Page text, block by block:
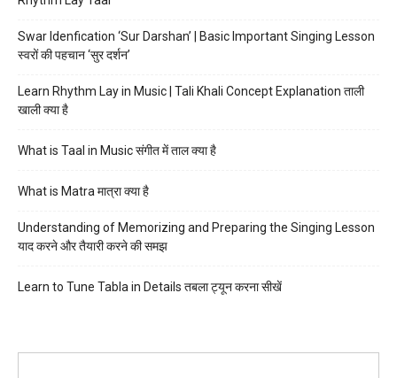
Swar Idenfication ‘Sur Darshan’ | Basic Important Singing Lesson
स्वरों की पहचान ‘सुर दर्शन’
Learn Rhythm Lay in Music | Tali Khali Concept Explanation ताली
खाली क्या है
What is Taal in Music संगीत में ताल क्या है
What is Matra मात्रा क्या है
Understanding of Memorizing and Preparing the Singing Lesson
याद करने और तैयारी करने की समझ
Learn to Tune Tabla in Details तबला ट्यून करना सीखें